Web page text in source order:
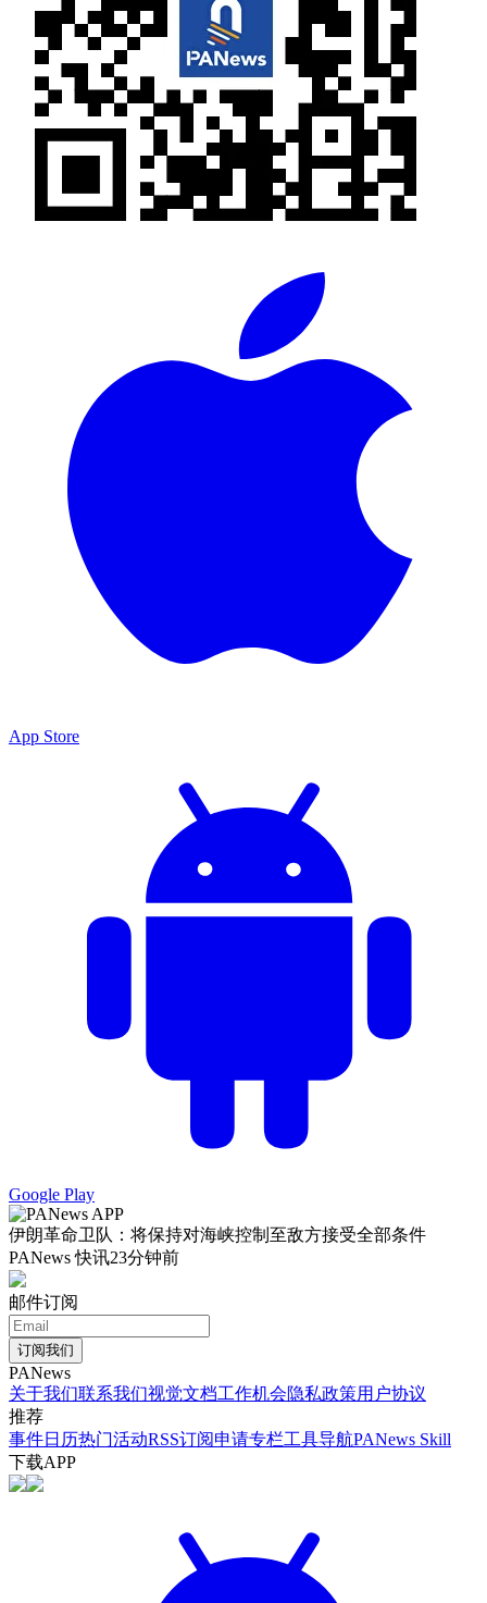
App Store
Google Play
伊朗革命卫队：将保持对海峡控制至敌方接受全部条件
PANews 快讯23分钟前
邮件订阅
订阅我们
PANews
关于我们联系我们视觉文档工作机会隐私政策用户协议
推荐
事件日历热门活动RSS订阅申请专栏工具导航PANews Skill
下载APP